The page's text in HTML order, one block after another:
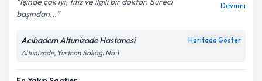
başından...
Devamı
Acıbadem Altunizade Hastanesi Haritada Göster
Altunizade, Yurtcan Sokağı No:1